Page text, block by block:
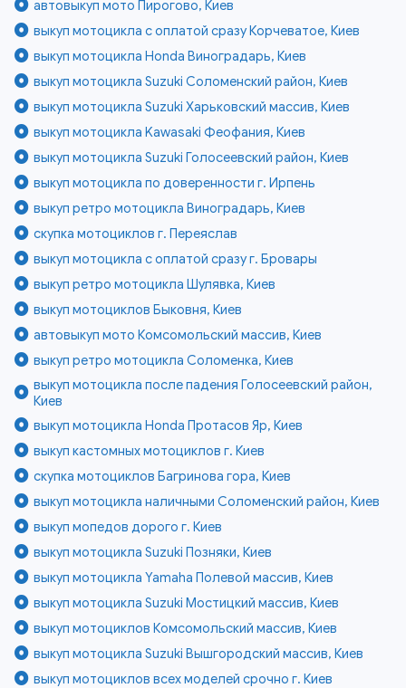
автовыкуп мото Пирогово, Киев
выкуп мотоцикла с оплатой сразу Корчеватое, Киев
выкуп мотоцикла Honda Виноградарь, Киев
выкуп мотоцикла Suzuki Соломенский район, Киев
выкуп мотоцикла Suzuki Харьковский массив, Киев
выкуп мотоцикла Kawasaki Феофания, Киев
выкуп мотоцикла Suzuki Голосеевский район, Киев
выкуп мотоцикла по доверенности г. Ирпень
выкуп ретро мотоцикла Виноградарь, Киев
скупка мотоциклов г. Переяслав
выкуп мотоцикла с оплатой сразу г. Бровары
выкуп ретро мотоцикла Шулявка, Киев
выкуп мотоциклов Быковня, Киев
автовыкуп мото Комсомольский массив, Киев
выкуп ретро мотоцикла Соломенка, Киев
выкуп мотоцикла после падения Голосеевский район,
Киев
выкуп мотоцикла Honda Протасов Яр, Киев
выкуп кастомных мотоциклов г. Киев
скупка мотоциклов Багринова гора, Киев
выкуп мотоцикла наличными Соломенский район, Киев
выкуп мопедов дорого г. Киев
выкуп мотоцикла Suzuki Позняки, Киев
выкуп мотоцикла Yamaha Полевой массив, Киев
выкуп мотоцикла Suzuki Мостицкий массив, Киев
выкуп мотоциклов Комсомольский массив, Киев
выкуп мотоцикла Suzuki Вышгородский массив, Киев
выкуп мотоциклов всех моделей срочно г. Киев